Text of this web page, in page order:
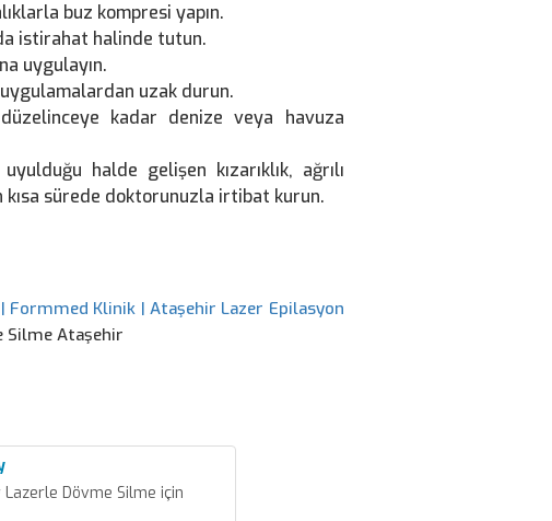
buz kompresi yapın.
istirahat halinde tutun.
uygulayın.
uzak durun.
kadar denize veya havuza
halde gelişen kızarıklık, ağrılı
kısa sürede doktorunuzla irtibat kurun.
Formmed Klinik | Ataşehir Lazer Epilasyon
Silme Ataşehir
Lazerle Dövme Silme için